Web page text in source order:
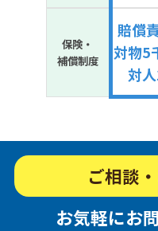
保険・
補償制度
賠償
対物5
対
ご相談
お気軽にお